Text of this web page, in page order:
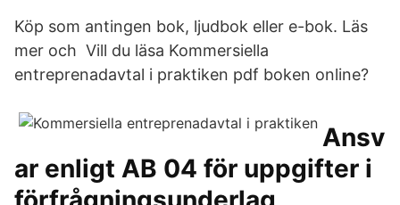
Köp som antingen bok, ljudbok eller e-bok. Läs
mer och Vill du läsa Kommersiella
entreprenadavtal i praktiken pdf boken online?
Ansv
ar enligt AB 04 för uppgifter i